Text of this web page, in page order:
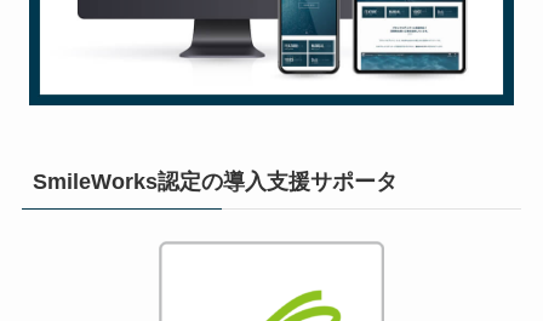
SmileWorks認定の導入支援サポータ